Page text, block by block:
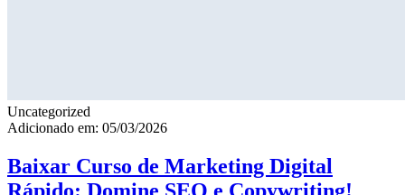
Uncategorized
Adicionado em: 05/03/2026
Baixar Curso de Marketing Digital
Rápido: Domine SEO e Copywriting!